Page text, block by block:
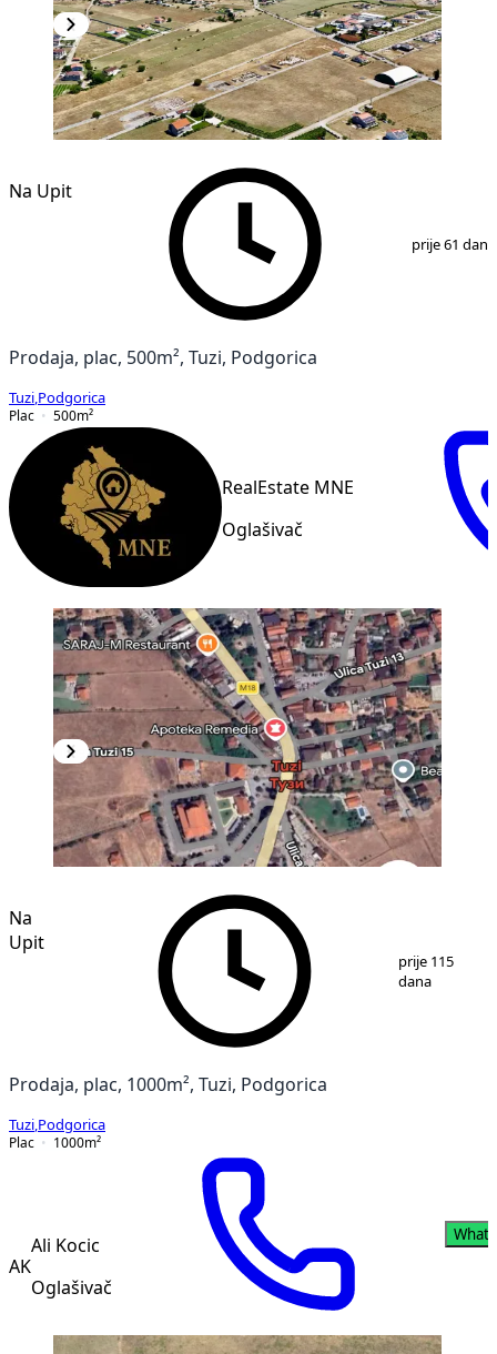
Na Upit
prije 61 dan
Prodaja, plac, 500m², Tuzi, Podgorica
Tuzi Podgorica
Plac
500m²
RealEstate MNE
Oglašivač
1 4
Na
Upit
prije 115
dana
Prodaja, plac, 1000m², Tuzi, Podgorica
Tuzi Podgorica
Plac
1000m²
AK
Ali Kocic
Oglašivač